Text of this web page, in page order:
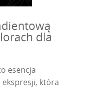
dla
esencja
która